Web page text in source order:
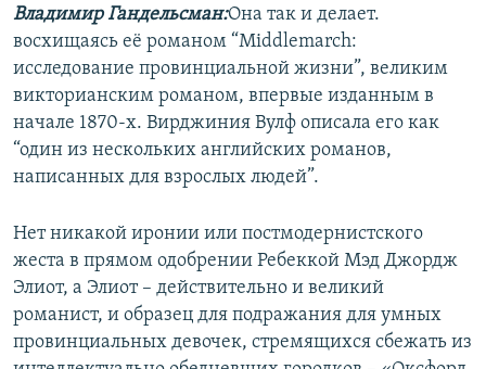
Владимир Гандельсман:Она так и делает.
восхищаясь её романом “Middlemarch:
исследование провинциальной жизни”, великим
викторианским романом, впервые изданным в
начале 1870-х. Вирджиния Вулф описала его как
“один из нескольких английских романов,
написанных для взрослых людей”.
Нет никакой иронии или постмодернистского
жеста в прямом одобрении Ребеккой Мэд Джордж
Элиот, а Элиот – действительно и великий
романист, и образец для подражания для умных
провинциальных девочек, стремящихся сбежать из